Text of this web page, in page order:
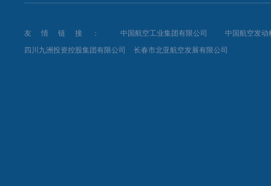
友情链接：中国航空工业集团有限公司
中国航空发动
四川九洲投资控股集团有限公司
长春市北亚航空发展有限公司